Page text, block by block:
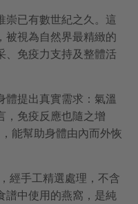
崇已有數世紀之久。這
被視為自然界最精緻的
、免疫力支持及整體活
體提出真實需求：氣溫
，免疫反應也隨之增
，能幫助身體由內而外恢
經手工精選處理，不含
譜中使用的燕窩，是純